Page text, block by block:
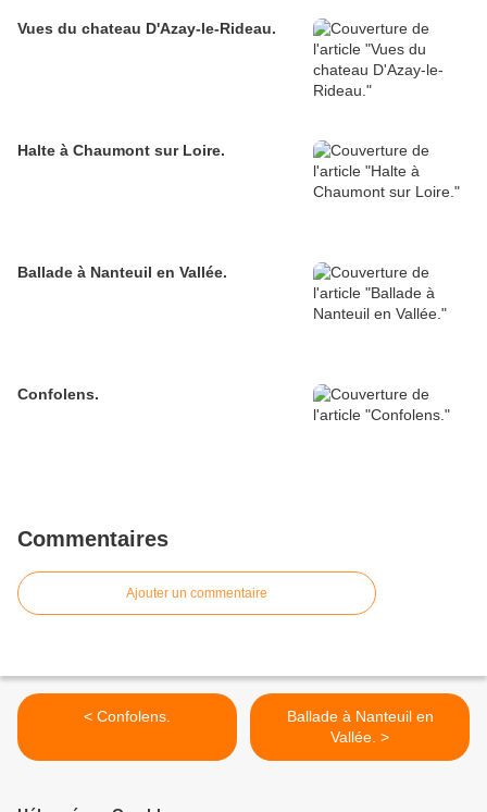
Vues du chateau D'Azay-le-Rideau.
Halte à Chaumont sur Loire.
Ballade à Nanteuil en Vallée.
Confolens.
Commentaires
Ajouter un commentaire
< Confolens.
Ballade à Nanteuil en
Vallée. >